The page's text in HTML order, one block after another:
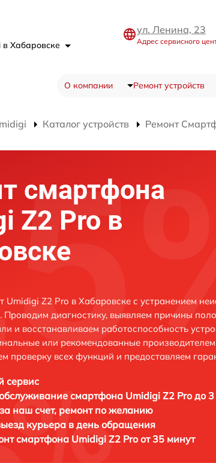
в Хабаровске
ул. Ленина, 23
Адрес сервисного
О компании Ремонт устройств
Каталог устройств Ремонт
смартфона
Z2 Pro в
Umidigi Z2 Pro в Хабаровске с устранением
диагностику, выявляем причины
и восстанавливаем работоспособность
или рекомендованные
проверку всех функций и предоставляем
сервис
смартфона Umidigi Z2 Pro до 3
наш счет, ремонт по желанию
курьера в день обращения
смартфона Umidigi Z2 Pro от 35 минут